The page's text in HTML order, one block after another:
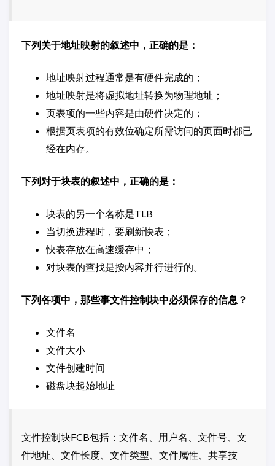
下列关于地址映射的叙述中，正确的是：
地址映射过程通常是有硬件完成的；
地址映射是将虚拟地址转换为物理地址；
页表项的一些内容是由硬件决定的；
根据页表项的有效位确定所需访问的页面时都已
经在内存。
下列对于块表的叙述中，正确的是：
块表的另一个名称是TLB
当切换进程时，要刷新快表；
快表存放在高速缓存中；
对块表的查找是按内容并行进行的。
下列各项中，那些事文件控制块中必须保存的信息？
文件名
文件大小
文件创建时间
磁盘块起始地址
文件控制块FCB包括：文件名、用户名、文件号、文
件地址、文件长度、文件类型、文件属性、共享技